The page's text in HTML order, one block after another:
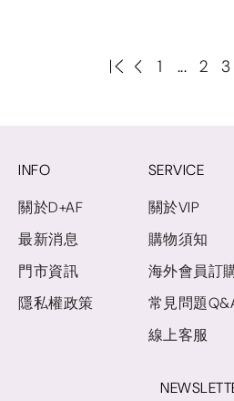
1 ... 2 3
INFO
關於D+AF
最新消息
門市資訊
隱私權政策
SERVICE
關於VIP
購物須知
海外會員訂
常見問題
線上客服